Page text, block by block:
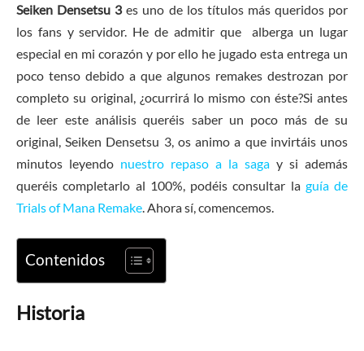
Seiken Densetsu 3es uno de los títulos más queridos por
los fans y servidor. He de admitir que alberga un lugar
especial en mi corazón y por ello he jugado esta entrega un
poco tenso debido a que algunos remakes destrozan por
completo su original, ¿ocurrirá lo mismo con éste?Si antes
de leer este análisis queréis saber un poco más de su
original, Seiken Densetsu 3, os animo a que invirtáis unos
minutos leyendo nuestro repaso a la saga y si además
queréis completarlo al 100%, podéis consultar la guía de
Trials of Mana Remake. Ahora sí, comencemos.
Contenidos
Historia